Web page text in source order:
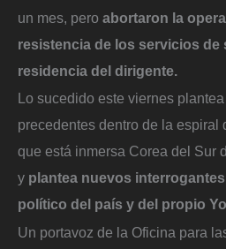
un mes, pero abortaron la
resistencia de los servicios de
residencia del dirigente.
Lo sucedido este viernes
precedentes dentro de la espiral
que está inmersa Corea del Sur
y plantea nuevos
político del país y del propio
Un portavoz de la Oficina para